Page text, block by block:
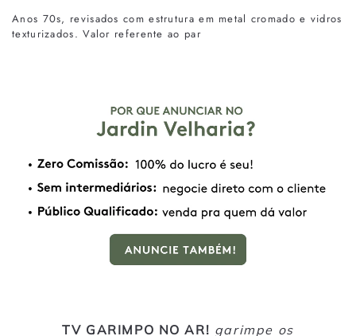
Anos 70s, revisados com estrutura em metal cromado e vidros
texturizados. Valor referente ao par
TV GARIMPO NO AR! garimpe os